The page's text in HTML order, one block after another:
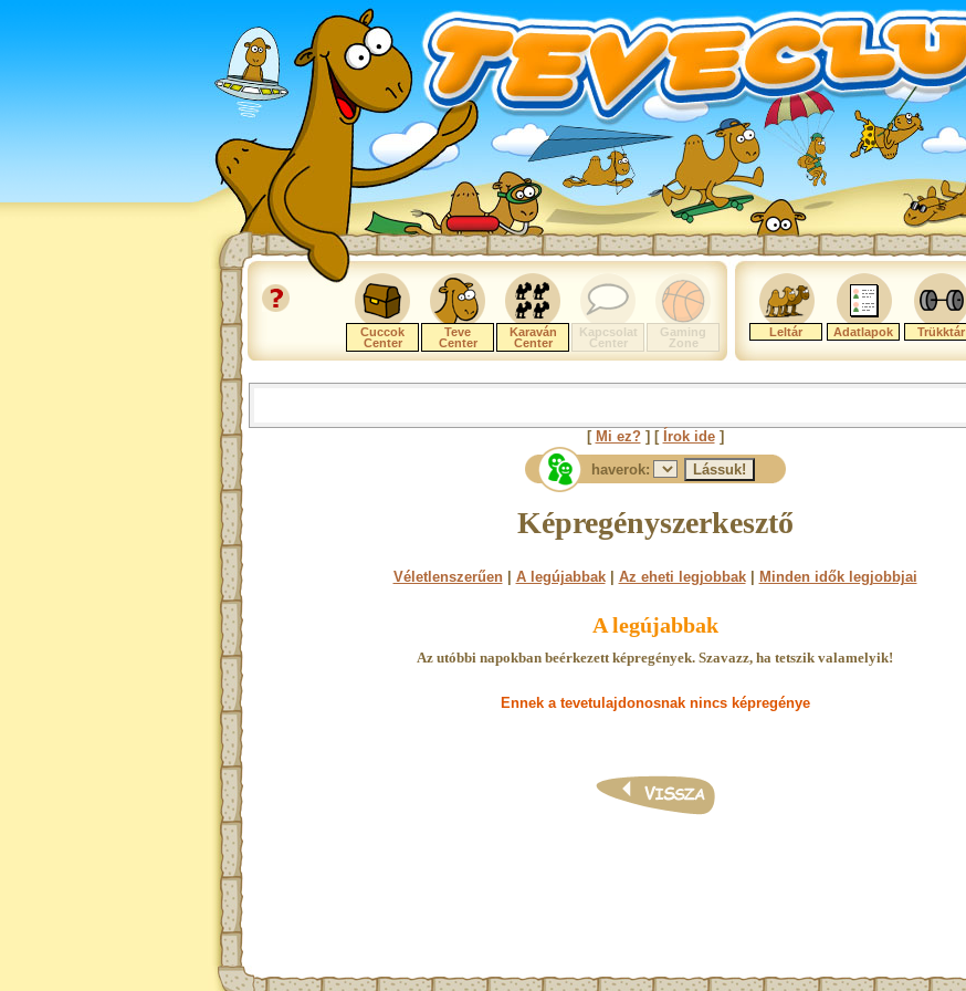
Cuccok
Center
Teve
Center
Karaván
Center
Kapcsolat
Center
Gaming
Zone
Leltár Adatlapok Trükktár
[ Mi ez?] [ Írok ide]
haverok:
Képregényszerkesztő
Véletlenszerűen| A legújabbak| Az eheti legjobbak| Minden idők legjobbjai
A legújabbak
Az utóbbi napokban beérkezett képregények. Szavazz, ha tetszik valamelyik!
Ennek a tevetulajdonosnak nincs képregénye